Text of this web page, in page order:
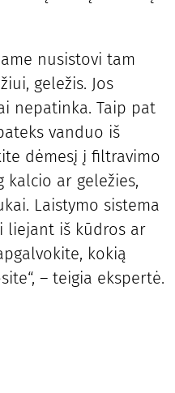
nusistovi tam
geležis. Jos
nepatinka. Taip pat
vanduo iš
dėmesį į filtravimo
kalcio ar geležies,
Laistymo sistema
liejant iš kūdros ar
kokią
– teigia ekspertė.